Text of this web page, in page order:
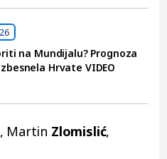
na Mundijalu? Prognoza
Hrvate VIDEO
, Martin Zlomislić,